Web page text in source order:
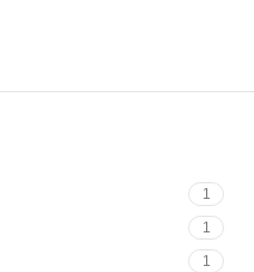
1
1
1